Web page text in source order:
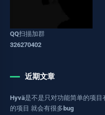
QQ扫描加群
326270402
近期文章
Hyvä是不是只对功能简单的项
的项目 就会有很多bug